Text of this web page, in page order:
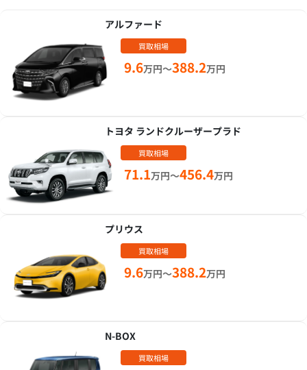
アルファード
買取相場
9.6万円～388.2万円
トヨタ ランドクルーザープラド
買取相場
71.1万円～456.4万円
プリウス
買取相場
9.6万円～388.2万円
N-BOX
買取相場